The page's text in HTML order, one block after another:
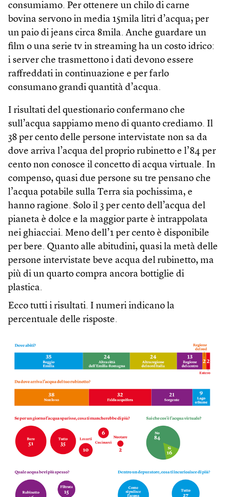
consumiamo. Per ottenere un chilo di carne
bovina servono in media 15mila litri d’acqua; per
un paio di jeans circa 8mila. Anche guardare un
film o una serie tv in streaming ha un costo idrico:
i server che trasmettono i dati devono essere
raffreddati in continuazione e per farlo
consumano grandi quantità d’acqua.
I risultati del questionario confermano che
sull’acqua sappiamo meno di quanto crediamo. Il
38 per cento delle persone intervistate non sa da
dove arriva l’acqua del proprio rubinetto e l’84 per
cento non conosce il concetto di acqua virtuale. In
compenso, quasi due persone su tre pensano che
l’acqua potabile sulla Terra sia pochissima, e
hanno ragione. Solo il 3 per cento dell’acqua del
pianeta è dolce e la maggior parte è intrappolata
nei ghiacciai. Meno dell’1 per cento è disponibile
per bere. Quanto alle abitudini, quasi la metà delle
persone intervistate beve acqua del rubinetto, ma
più di un quarto compra ancora bottiglie di
plastica.
Ecco tutti i risultati. I numeri indicano la
percentuale delle risposte.